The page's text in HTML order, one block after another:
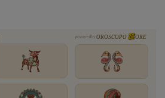
powered by OROSCOPO ORE